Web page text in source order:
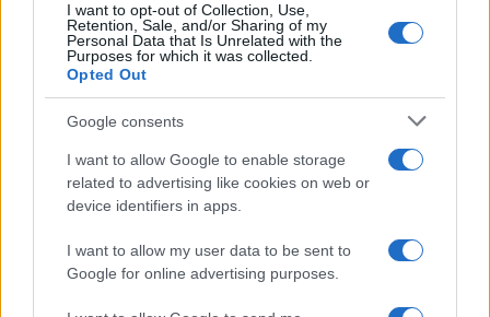
I want to opt-out of Collection, Use,
Retention, Sale, and/or Sharing of my
Personal Data that Is Unrelated with the
Purposes for which it was collected.
Opted Out
Google consents
I want to allow Google to enable storage
related to advertising like cookies on web or
device identifiers in apps.
I want to allow my user data to be sent to
Google for online advertising purposes.
Vecchio: oggi cura analisi di mercati e
colonne su risparmio e investimenti. In
redazione propone linee editoriali attente alla
impiego in banca.